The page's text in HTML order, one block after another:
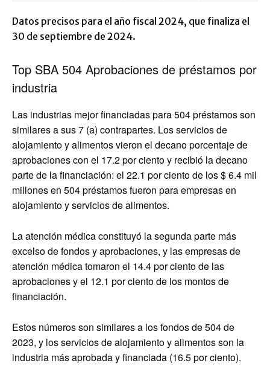
Datos precisos para el año fiscal 2024, que finaliza el
30 de septiembre de 2024.
Top SBA 504 Aprobaciones de préstamos por
industria
Las industrias mejor financiadas para 504 préstamos son
similares a sus 7 (a) contrapartes. Los servicios de
alojamiento y alimentos vieron el decano porcentaje de
aprobaciones con el 17.2 por ciento y recibió la decano
parte de la financiación: el 22.1 por ciento de los $ 6.4 mil
millones en 504 préstamos fueron para empresas en
alojamiento y servicios de alimentos.
La atención médica constituyó la segunda parte más
excelso de fondos y aprobaciones, y las empresas de
atención médica tomaron el 14.4 por ciento de las
aprobaciones y el 12.1 por ciento de los montos de
financiación.
Estos números son similares a los fondos de 504 de
2023, y los servicios de alojamiento y alimentos son la
industria más aprobada y financiada (16.5 por ciento).